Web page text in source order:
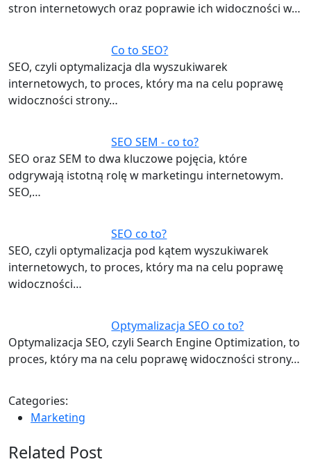
stron internetowych oraz poprawie ich widoczności w…
Co to SEO?
SEO, czyli optymalizacja dla wyszukiwarek
internetowych, to proces, który ma na celu poprawę
widoczności strony…
SEO SEM - co to?
SEO oraz SEM to dwa kluczowe pojęcia, które
odgrywają istotną rolę w marketingu internetowym.
SEO,…
SEO co to?
SEO, czyli optymalizacja pod kątem wyszukiwarek
internetowych, to proces, który ma na celu poprawę
widoczności…
Optymalizacja SEO co to?
Optymalizacja SEO, czyli Search Engine Optimization, to
proces, który ma na celu poprawę widoczności strony…
Categories:
Marketing
Related Post